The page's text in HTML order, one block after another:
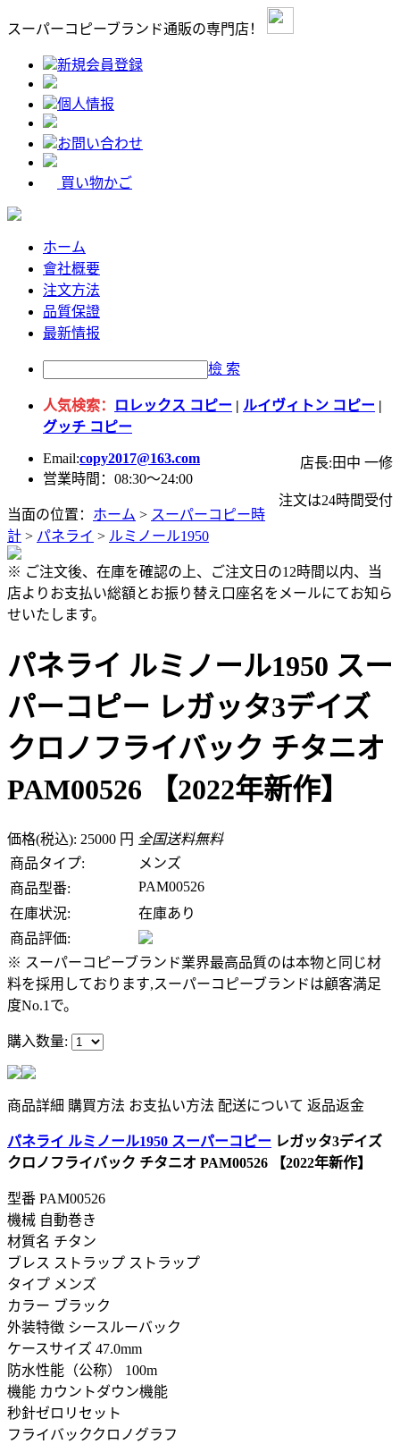
スーパーコピーブランド通販の専門店！
新規会員登録
個人情报
お問い合わせ
買い物かご
ホーム
會社概要
注文方法
品質保證
最新情报
檢 索
人気検索： ロレックス コピー | ルイヴィトン コピー |
グッチ コピー
Email:copy2017@163.com
店長:田中 一修
営業時間：08:30～24:00
注文は24時間受付
当面の位置： ホーム > スーパーコピー時
計 > パネライ > ルミノール1950
※ ご注文後、在庫を確認の上、ご注文日の12時間以内、当
店よりお支払い総額とお振り替え口座名をメールにてお知ら
せいたします。
パネライ ルミノール1950 スー
パーコピー レガッタ3デイズ
クロノフライバック チタニオ
PAM00526 【2022年新作】
価格(税込): 25000 円 全国送料無料
商品タイプ:
メンズ
商品型番:
PAM00526
在庫状況:
在庫あり
商品評価:
※ スーパーコピーブランド業界最高品質のは本物と同じ材
料を採用しております,スーパーコピーブランドは顧客満足
度No.1で。
購入数量:
商品詳細 購買方法 お支払い方法 配送について 返品返金
パネライ ルミノール1950 スーパーコピー レガッタ3デイズ
クロノフライバック チタニオ PAM00526 【2022年新作】
型番 PAM00526
機械 自動巻き
材質名 チタン
ブレス ストラップ ストラップ
タイプ メンズ
カラー ブラック
外装特徴 シースルーバック
ケースサイズ 47.0mm
防水性能（公称） 100m
機能 カウントダウン機能
秒針ゼロリセット
フライバッククロノグラフ